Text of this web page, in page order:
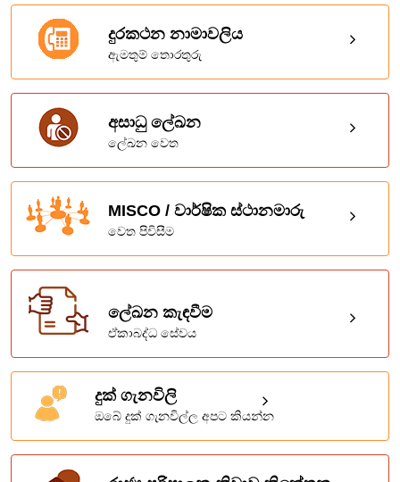
දුරකථන නාමාවලිය
ඇමතුම් තොරතුරු
අසාධු ලේඛන
ලේඛන වෙත
MISCO / වාර්ෂික ස්ථානමාරු
වෙත පිවිසීම
ලේඛන කැඳවීම
ඒකාබද්ධ සේවය
දුක් ගැනවිලි
ඔබේ දුක් ගැනවිල්ල අපට කියන්න